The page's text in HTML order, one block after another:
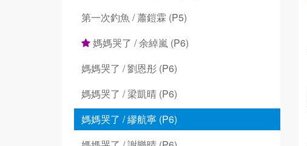
第一次釣魚 / 蕭鎧霖 (P5)
媽媽哭了 / 余綽嵐 (P6)
媽媽哭了 / 劉恩彤 (P6)
媽媽哭了 / 梁凱晴 (P6)
媽媽哭了 / 繆航寧 (P6)